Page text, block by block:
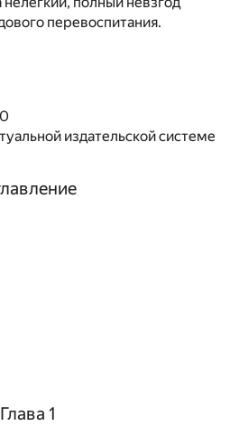
перевоспитания.
издательской системе
Глава 1